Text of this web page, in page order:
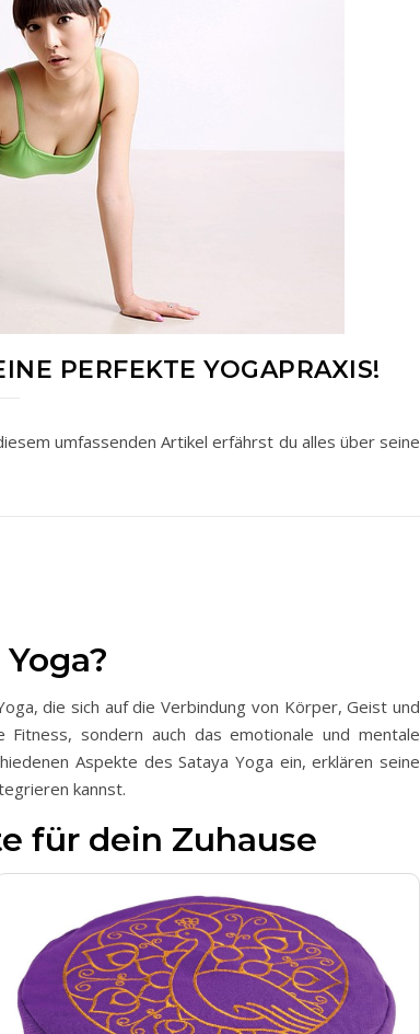
PERFEKTE YOGAPRAXIS!
umfassenden Artikel erfährst du alles über seine
die sich auf die Verbindung von Körper, Geist und
sondern auch das emotionale und mentale
Aspekte des Sataya Yoga ein, erklären seine
kannst.
für dein Zuhause